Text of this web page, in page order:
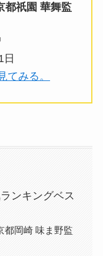
都祇園 華舞監
日
てみる。
ンキングベス
岡崎 味ま野監